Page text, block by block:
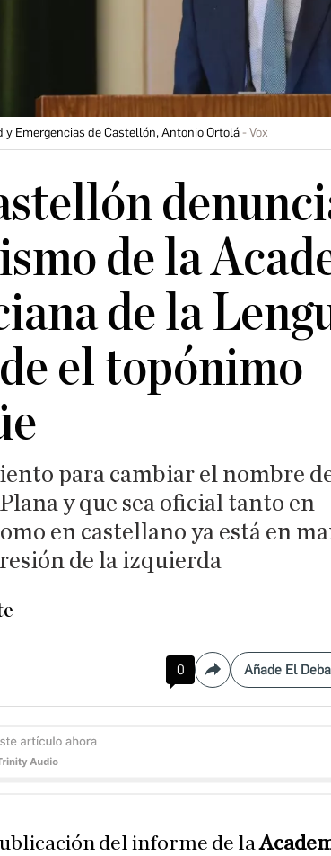
y Emergencias de Castellón, Antonio Ortolá Vox
de la
de la
el topónimo
para cambiar el nombre
y que sea oficial tanto en
en castellano ya está en
de la izquierda
0 Compartir
Añade El
del informe de la